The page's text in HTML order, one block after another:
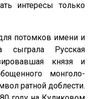
интересы только
потомков имени и
сыграла Русская
князя и
монголо-
ратной доблести.